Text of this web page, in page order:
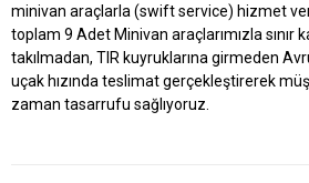
minivan araçlarla (swift service) hizmet
toplam 9 Adet Minivan araçlarımızla sınır
takılmadan, TIR kuyruklarına girmeden
uçak hızında teslimat gerçekleştirerek
zaman tasarrufu sağlıyoruz.